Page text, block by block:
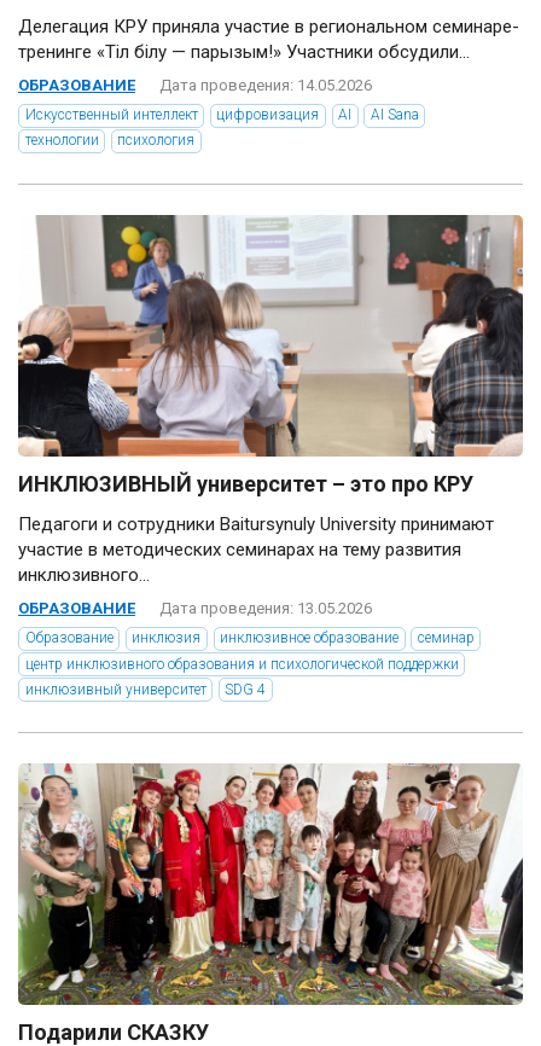
Делегация КРУ приняла участие в региональном семинаре-
тренинге «Тіл білу — парызым!» Участники обсудили...
ОБРАЗОВАНИЕ Дата проведения: 14.05.2026
Искусственный интеллект цифровизация AI
AI Sana
технологии
психология
ИНКЛЮЗИВНЫЙ университет – это про КРУ
Педагоги и сотрудники Baitursynuly University принимают
участие в методических семинарах на тему развития
инклюзивного...
ОБРАЗОВАНИЕ Дата проведения: 13.05.2026
Образование инклюзия инклюзивное образование
семинар
центр инклюзивного образования и психологической поддержки
инклюзивный университет
SDG 4
Подарили СКАЗКУ